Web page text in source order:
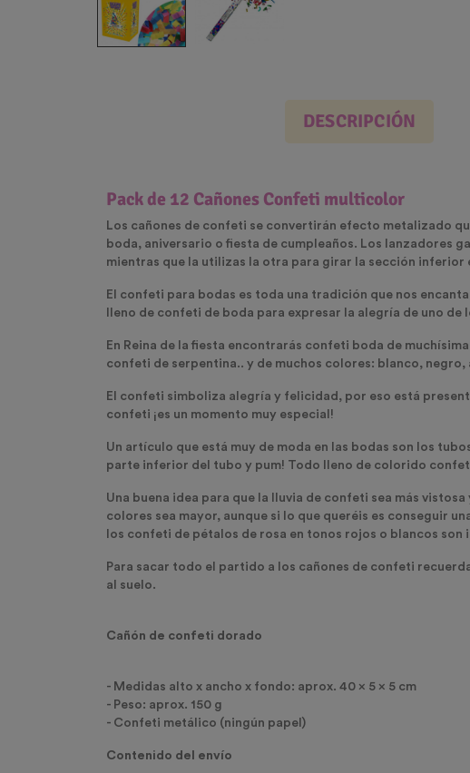
DESCRIPCIÓN
Pack de 12 Cañones Confeti multicolor
Los cañones de confeti se convertirán efecto metalizado
boda, aniversario o fiesta de cumpleaños. Los lanzadores
mientras que la utilizas la otra para girar la sección inferior
El confeti para bodas es toda una tradición que nos
lleno de confeti de boda para expresar la alegría de uno de
En Reina de la fiesta encontrarás confeti boda de
confeti de serpentina.. y de muchos colores: blanco,
El confeti simboliza alegría y felicidad, por eso está
confeti ¡es un momento muy especial!
Un artículo que está muy de moda en las bodas son los
parte inferior del tubo y pum! Todo lleno de colorido
Una buena idea para que la lluvia de confeti sea más
colores sea mayor, aunque si lo que queréis es conseguir
los confeti de pétalos de rosa en tonos rojos o blancos son
Para sacar todo el partido a los cañones de confeti
al suelo.
Cañón de confeti dorado
- Medidas alto x ancho x fondo: aprox. 40 x 5 x 5 cm
- Peso: aprox. 150 g
- Confeti metálico (ningún papel)
Contenido del envío